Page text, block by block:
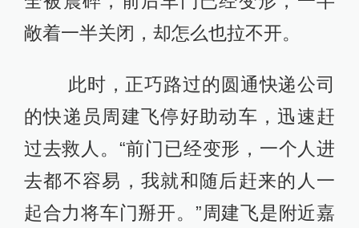
敞着一半关闭，却怎么也拉不开。
此时，正巧路过的圆通快递公司
的快递员周建飞停好助动车，迅速赶
过去救人。“前门已经变形，一个人进
去都不容易，我就和随后赶来的人一
起合力将车门掰开。”周建飞是附近嘉